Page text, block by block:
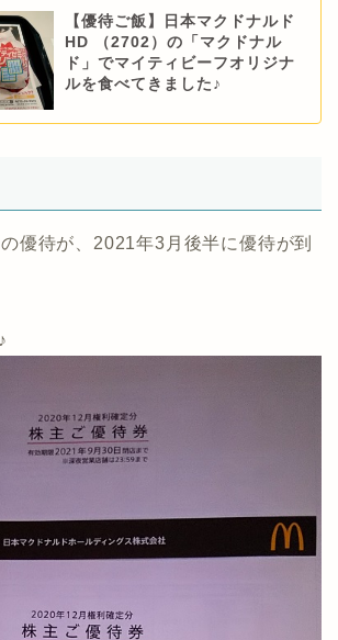
【優待ご飯】日本マクドナルド
HD （2702）の「マクドナル
ド」でマイティビーフオリジナ
ルを食べてきました♪
優待が、2021年3月後半に優待が到